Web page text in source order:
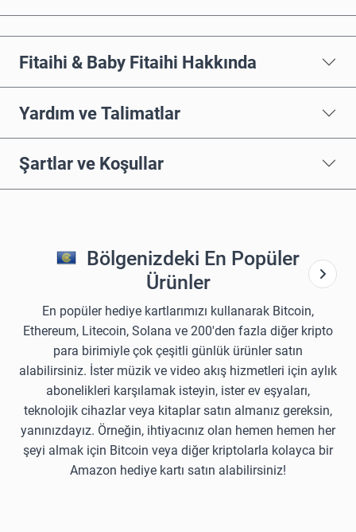
Fitaihi & Baby Fitaihi Hakkında
Yardım ve Talimatlar
Şartlar ve Koşullar
Bölgenizdeki En Popüler
Ürünler
En popüler hediye kartlarımızı kullanarak Bitcoin,
Ethereum, Litecoin, Solana ve 200'den fazla diğer kripto
para birimiyle çok çeşitli günlük ürünler satın
alabilirsiniz. İster müzik ve video akış hizmetleri için aylık
abonelikleri karşılamak isteyin, ister ev eşyaları,
teknolojik cihazlar veya kitaplar satın almanız gereksin,
yanınızdayız. Örneğin, ihtiyacınız olan hemen hemen her
şeyi almak için Bitcoin veya diğer kriptolarla kolayca bir
Amazon hediye kartı satın alabilirsiniz!